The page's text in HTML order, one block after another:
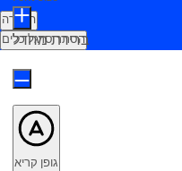
הצהרה
הסתר סרגל כלים
ברירת מחדל
גופן קריא